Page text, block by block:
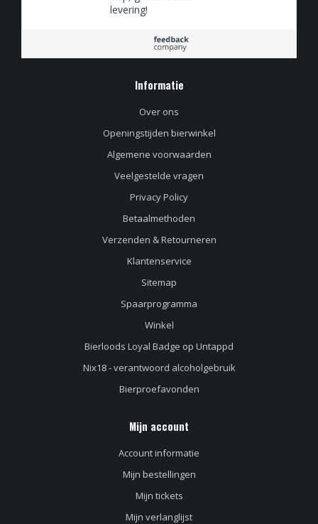
levering!
Informatie
Over ons
Openingstijden bierwinkel
Algemene voorwaarden
Veelgestelde vragen
Privacy Policy
Betaalmethoden
Verzenden & Retourneren
Klantenservice
Sitemap
Spaarprogramma
Winkel
Bierloods Loyal Badge op Untappd
Nix18 - verantwoord alcoholgebruik
Bierproefavonden
Mijn account
Account informatie
Mijn bestellingen
Mijn tickets
Mijn verlanglijst